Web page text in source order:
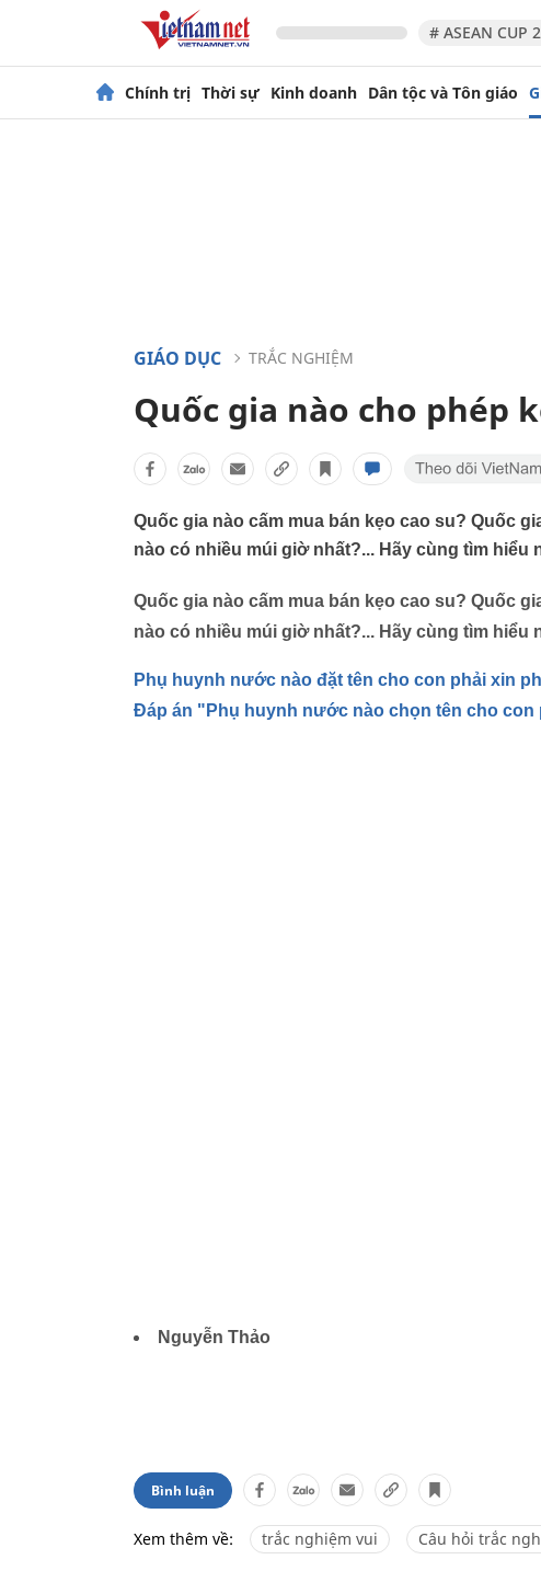
# ASEAN CUP
Chính trị Thời sự Kinh doanh Dân tộc và Tôn giáo
GIÁO DỤC TRẮC NGHIỆM
Quốc gia nào cho phép
Quốc gia nào cấm mua bán kẹo cao su? Quốc
nào có nhiều múi giờ nhất?... Hãy cùng tìm
Quốc gia nào cấm mua bán kẹo cao su? Quốc
nào có nhiều múi giờ nhất?... Hãy cùng tìm
Phụ huynh nước nào đặt tên cho con phải xin
Đáp án "Phụ huynh nước nào chọn tên cho
Nguyễn Thảo
Bình luận
Xem thêm về: trắc nghiệm vui Câu hỏi trắc